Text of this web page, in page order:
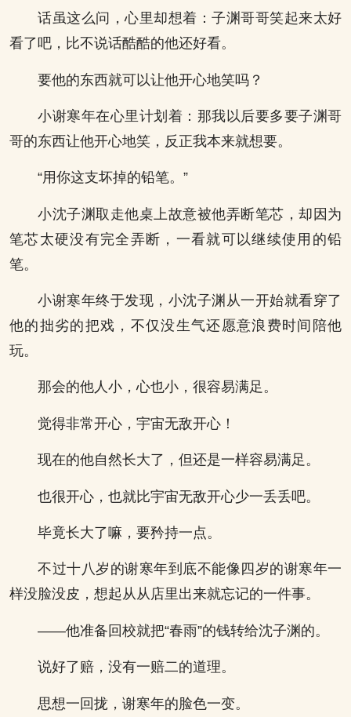
话虽这么问，心里却想着：子渊哥哥笑起来太好
看了吧，比不说话酷酷的他还好看。
要他的东西就可以让他开心地笑吗？
小谢寒年在心里计划着：那我以后要多要子渊哥
哥的东西让他开心地笑，反正我本来就想要。
“用你这支坏掉的铅笔。”
小沈子渊取走他桌上故意被他弄断笔芯，却因为
笔芯太硬没有完全弄断，一看就可以继续使用的铅
笔。
小谢寒年终于发现，小沈子渊从一开始就看穿了
他的拙劣的把戏，不仅没生气还愿意浪费时间陪他
玩。
那会的他人小，心也小，很容易满足。
觉得非常开心，宇宙无敌开心！
现在的他自然长大了，但还是一样容易满足。
也很开心，也就比宇宙无敌开心少一丢丢吧。
毕竟长大了嘛，要矜持一点。
不过十八岁的谢寒年到底不能像四岁的谢寒年一
样没脸没皮，想起从从店里出来就忘记的一件事。
——他准备回校就把“春雨”的钱转给沈子渊的。
说好了赔，没有一赔二的道理。
思想一回拢，谢寒年的脸色一变。